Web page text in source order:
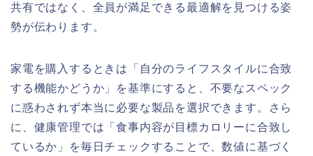
共有ではなく、全員が満足できる最適解を見つける姿
勢が伝わります。
家電を購入するときは「自分のライフスタイルに合致
する機能かどうか」を基準にすると、不要なスペック
に惑わされず本当に必要な製品を選択できます。さら
に、健康管理では「食事内容が目標カロリーに合致し
ているか」を毎日チェックすることで、数値に基づく